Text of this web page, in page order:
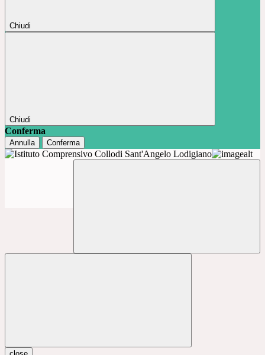
Chiudi
Chiudi
Conferma
Annulla Conferma